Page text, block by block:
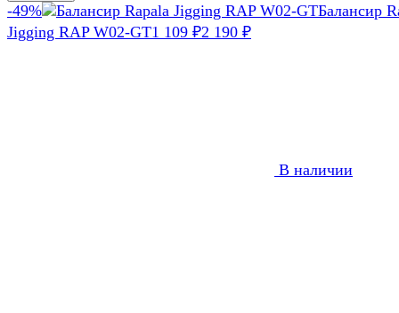
-49%
Балансир
Jigging RAP W02-GT1 109 ₽2 190 ₽
В наличии